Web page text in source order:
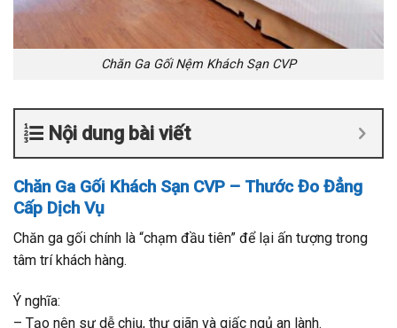
Chăn Ga Gối Nệm Khách Sạn CVP
Nội dung bài viết
Chăn Ga Gối Khách Sạn CVP – Thước Đo Đẳng
Cấp Dịch Vụ
Chăn ga gối chính là “chạm đầu tiên” để lại ấn tượng trong
tâm trí khách hàng.
Ý nghĩa:
– Tạo nên sự dễ chịu, thư giãn và giấc ngủ an lành.